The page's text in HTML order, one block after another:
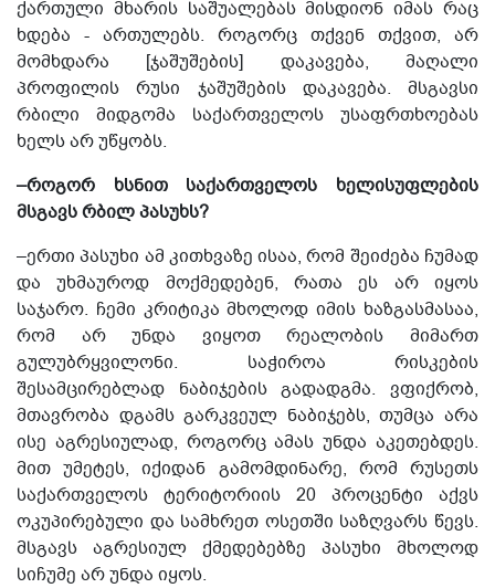
ქართული მხარის საშუალებას მისდიონ იმას რაც
ხდება - ართულებს. როგორც თქვენ თქვით, არ
მომხდარა [ჯაშუშების] დაკავება, მაღალი
პროფილის რუსი ჯაშუშების დაკავება. მსგავსი
რბილი მიდგომა საქართველოს უსაფრთხოებას
ხელს არ უწყობს.
–როგორ ხსნით საქართველოს ხელისუფლების
მსგავს რბილ პასუხს?
–ერთი პასუხი ამ კითხვაზე ისაა, რომ შეიძება ჩუმად
და უხმაუროდ მოქმედებენ, რათა ეს არ იყოს
საჯარო. ჩემი კრიტიკა მხოლოდ იმის ხაზგასმასაა,
რომ არ უნდა ვიყოთ რეალობის მიმართ
გულუბრყვილონი. საჭიროა რისკების
შესამცირებლად ნაბიჯების გადადგმა. ვფიქრობ,
მთავრობა დგამს გარკვეულ ნაბიჯებს, თუმცა არა
ისე აგრესიულად, როგორც ამას უნდა აკეთებდეს.
მით უმეტეს, იქიდან გამომდინარე, რომ რუსეთს
საქართველოს ტერიტორიის 20 პროცენტი აქვს
ოკუპირებული და სამხრეთ ოსეთში საზღვარს წევს.
მსგავს აგრესიულ ქმედებებზე პასუხი მხოლოდ
სიჩუმე არ უნდა იყოს.